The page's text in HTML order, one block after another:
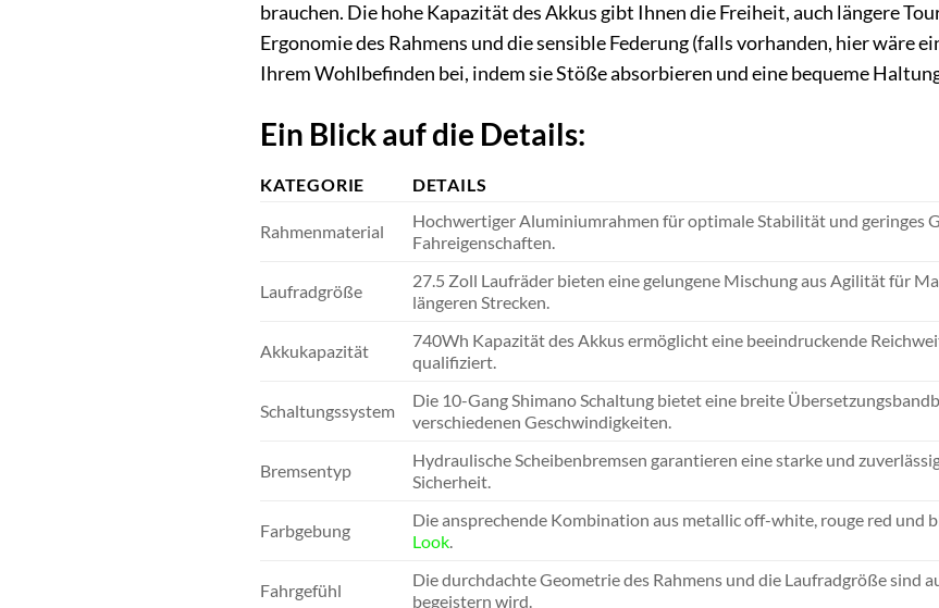
brauchen. Die hohe Kapazität des Akkus gibt Ihnen die Freiheit, auch längere
Ergonomie des Rahmens und die sensible Federung (falls vorhanden, hier wäre
Ihrem Wohlbefinden bei, indem sie Stöße absorbieren und eine bequeme
Ein Blick auf die Details:
KATEGORIE DETAILS
Rahmenmaterial
Hochwertiger Aluminiumrahmen für optimale Stabilität und geringes
Fahreigenschaften.
Laufradgröße
27.5 Zoll Laufräder bieten eine gelungene Mischung aus Agilität für
längeren Strecken.
Akkukapazität
740Wh Kapazität des Akkus ermöglicht eine beeindruckende
qualifiziert.
Schaltungssystem
Die 10-Gang Shimano Schaltung bietet eine breite
verschiedenen Geschwindigkeiten.
Bremsentyp
Hydraulische Scheibenbremsen garantieren eine starke und
Sicherheit.
Farbgebung
Die ansprechende Kombination aus metallic off-white, rouge red und
Look.
Fahrgefühl
Die durchdachte Geometrie des Rahmens und die Laufradgröße sind
begeistern wird.